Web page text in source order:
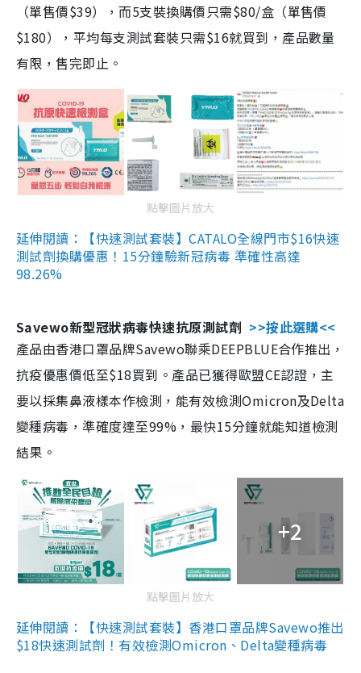
（單售價$39），而5支裝換購價只需$80/盒（單售價
$180），平均每支測試套裝只需$16就買到，產品數量
有限，售完即止。
點擊圖片放大
延伸閱讀：【快速測試套裝】CATALO全線門市$16快速
測試劑換購優惠！15分鐘驗新冠病毒 準確性高達
98.26%
Savewo新型冠狀病毒快速抗原測試劑 >>按此選購<<
產品由香港口罩品牌Savewo聯乘DEEPBLUE合作推出，
抗疫優惠價低至$18買到。產品已獲得歐盟CE認證，主
要以採集鼻液樣本作檢測，能有效檢測Omicron及Delta
變種病毒，準確度達至99%，最快15分鐘就能知道檢測
結果。
+2
點擊圖片放大
延伸閱讀：【快速測試套裝】香港口罩品牌Savewo推出
$18快速測試劑！有效檢測Omicron、Delta變種病毒